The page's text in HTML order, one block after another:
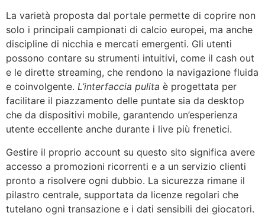
La varietà proposta dal portale permette di coprire non
solo i principali campionati di calcio europei, ma anche
discipline di nicchia e mercati emergenti. Gli utenti
possono contare su strumenti intuitivi, come il cash out
e le dirette streaming, che rendono la navigazione fluida
e coinvolgente. L’interfaccia pulita è progettata per
facilitare il piazzamento delle puntate sia da desktop
che da dispositivi mobile, garantendo un’esperienza
utente eccellente anche durante i live più frenetici.
Gestire il proprio account su questo sito significa avere
accesso a promozioni ricorrenti e a un servizio clienti
pronto a risolvere ogni dubbio. La sicurezza rimane il
pilastro centrale, supportata da licenze regolari che
tutelano ogni transazione e i dati sensibili dei giocatori.